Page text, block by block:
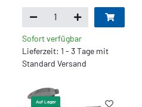
Sofort verfügbar
Lieferzeit: 1 - 3 Tage mit
Standard Versand
Auf Lager